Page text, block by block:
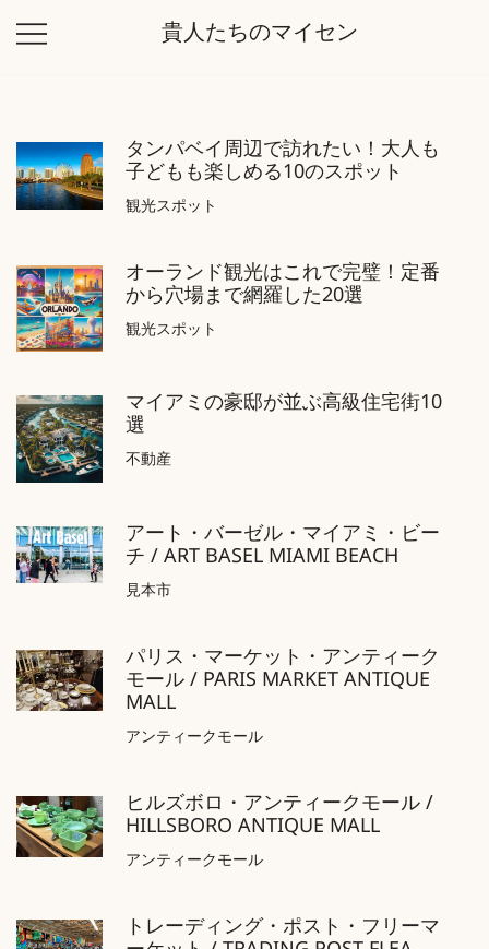
貴人たちのマイセン
タンパベイ周辺で訪れたい！大人も
子どもも楽しめる10のスポット
観光スポット
オーランド観光はこれで完璧！定番
から穴場まで網羅した20選
観光スポット
マイアミの豪邸が並ぶ高級住宅街10
選
不動産
アート・バーゼル・マイアミ・ビー
チ / ART BASEL MIAMI BEACH
見本市
パリス・マーケット・アンティーク
モール / PARIS MARKET ANTIQUE
MALL
アンティークモール
ヒルズボロ・アンティークモール /
HILLSBORO ANTIQUE MALL
アンティークモール
トレーディング・ポスト・フリーマ